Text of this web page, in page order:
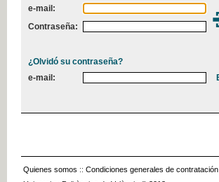
e-mail:
Contraseña:
¿Olvidó su contraseña?
e-mail:
Quienes somos :: Condiciones generales de contratación